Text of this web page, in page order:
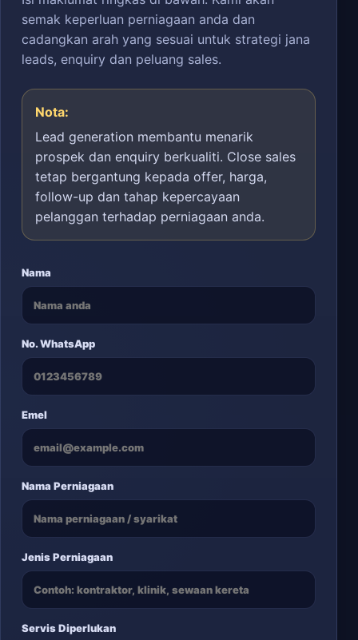
semak keperluan perniagaan anda dan
cadangkan arah yang sesuai untuk strategi jana
leads, enquiry dan peluang sales.
Nota:
Lead generation membantu menarik
prospek dan enquiry berkualiti. Close sales
tetap bergantung kepada offer, harga,
follow-up dan tahap kepercayaan
pelanggan terhadap perniagaan anda.
Nama
No. WhatsApp
Emel
Nama Perniagaan
Jenis Perniagaan
Servis Diperlukan